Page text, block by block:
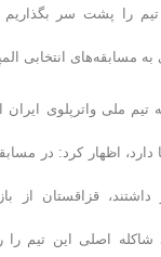
تیم را پشت سر
به مسابقه‌های انتخابی
تیم ملی واترپلوی ایران
دارد، اظهار کرد: در
قزاقستان از
اصلی این تیم را